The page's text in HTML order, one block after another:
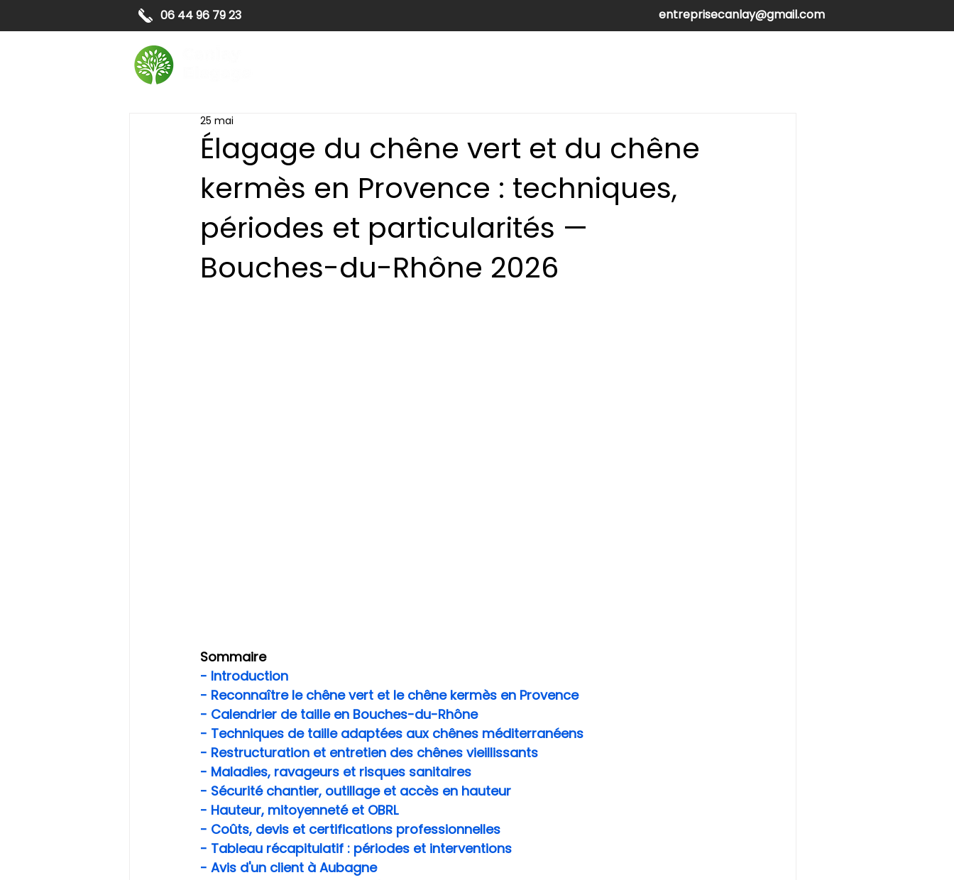
06 44 96 79 23 entreprisecanlay@gmail.com
Élagage du chêne vert et du chêne
kermès en Provence : techniques,
périodes et particularités —
Bouches-du-Rhône 2026
25 mai
Sommaire
- Introduction
- Reconnaître le chêne vert et le chêne kermès en Provence
- Calendrier de taille en Bouches-du-Rhône
- Techniques de taille adaptées aux chênes méditerranéens
- Restructuration et entretien des chênes vieillissants
- Maladies, ravageurs et risques sanitaires
- Sécurité chantier, outillage et accès en hauteur
- Hauteur, mitoyenneté et OBRL
- Coûts, devis et certifications professionnelles
- Tableau récapitulatif : périodes et interventions
- Avis d'un client à Aubagne